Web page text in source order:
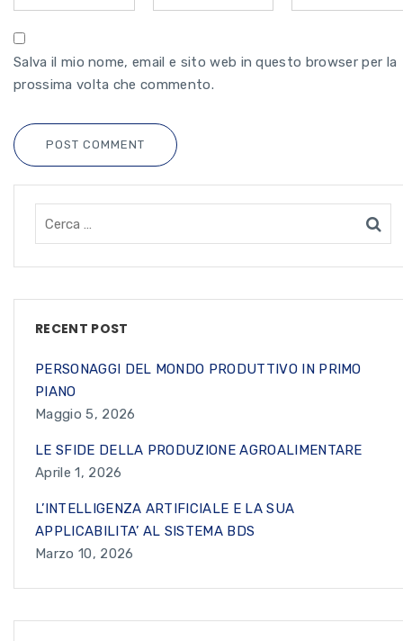
Salva il mio nome, email e sito web in questo browser per la
prossima volta che commento.
POST COMMENT
RECENT POST
PERSONAGGI DEL MONDO PRODUTTIVO IN PRIMO
PIANO
Maggio 5, 2026
LE SFIDE DELLA PRODUZIONE AGROALIMENTARE
Aprile 1, 2026
L’INTELLIGENZA ARTIFICIALE E LA SUA
APPLICABILITA’ AL SISTEMA BDS
Marzo 10, 2026